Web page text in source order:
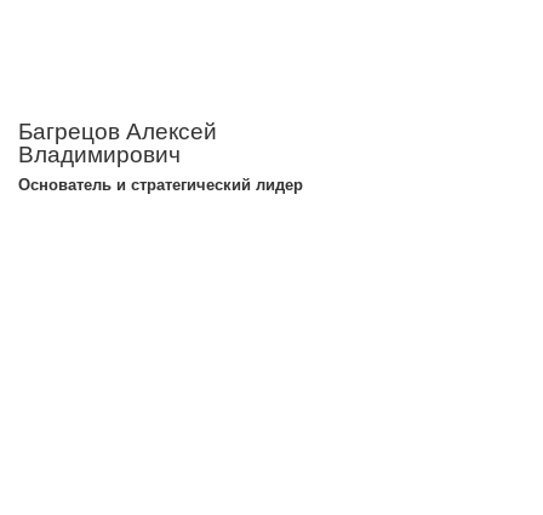
Багрецов Алексей
Владимирович
Основатель и стратегический лидер